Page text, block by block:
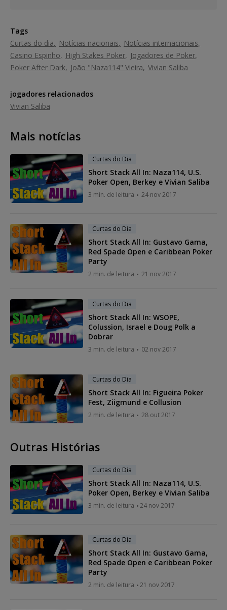
Tags
Curtas do dia
Notícias nacionais
Notícias internacionais
Casino Espinho
High Stakes Poker
Jogadores de Poker
Poker After Dark
João "Naza114" Vieira Vivian Saliba
jogadores relacionados
Vivian Saliba
Mais notícias
Curtas do Dia
Short Stack All In: Naza114, U.S.
Poker Open, Berkey e Vivian Saliba
3 min. de leitura 24 nov 2017
Curtas do Dia
Short Stack All In: Gustavo Gama,
Red Spade Open e Caribbean Poker
Party
2 min. de leitura 21 nov 2017
Curtas do Dia
Short Stack All In: WSOPE,
Colussion, Israel e Doug Polk a
Dobrar
3 min. de leitura 02 nov 2017
Curtas do Dia
Short Stack All In: Figueira Poker
Fest, Ziigmund e Collusion
2 min. de leitura 28 out 2017
Outras Histórias
Curtas do Dia
Short Stack All In: Naza114, U.S.
Poker Open, Berkey e Vivian Saliba
3 min. de leitura 24 nov 2017
Curtas do Dia
Short Stack All In: Gustavo Gama,
Red Spade Open e Caribbean Poker
Party
2 min. de leitura 21 nov 2017